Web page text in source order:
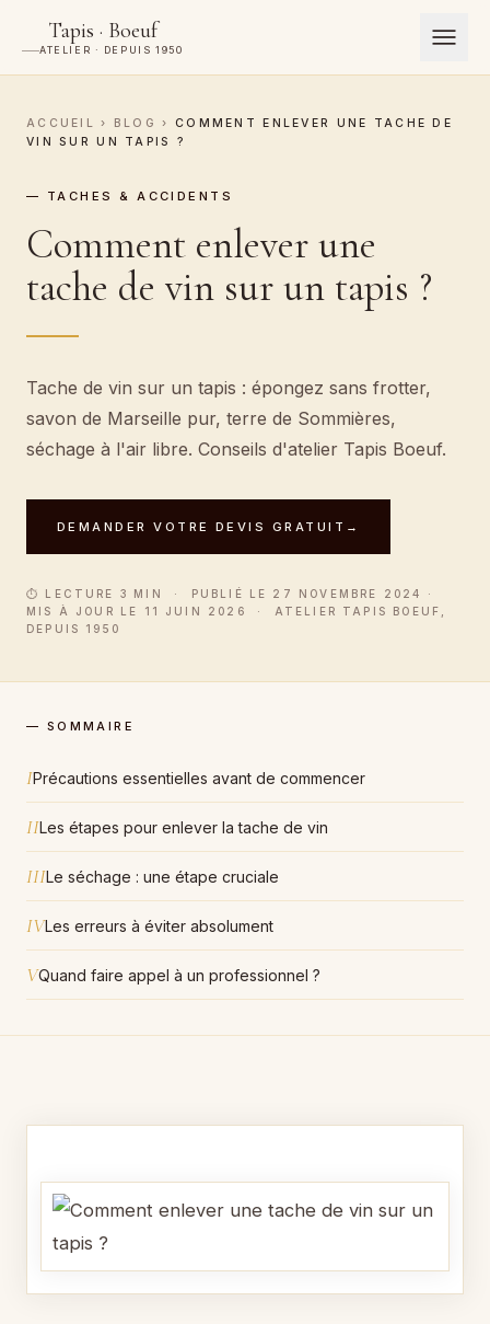
Tapis · Boeuf
ATELIER · DEPUIS 1950
ACCUEIL › BLOG ›
COMMENT ENLEVER UNE TACHE DE
VIN SUR UN TAPIS ?
— TACHES & ACCIDENTS
Comment enlever une
tache de vin sur un tapis ?
Tache de vin sur un tapis : épongez sans frotter,
savon de Marseille pur, terre de Sommières,
séchage à l'air libre. Conseils d'atelier Tapis Boeuf.
DEMANDER VOTRE DEVIS GRATUIT →
⏱ LECTURE 3 MIN · PUBLIÉ LE 27 NOVEMBRE 2024 ·
MIS À JOUR LE 11 JUIN 2026 · ATELIER TAPIS BOEUF,
DEPUIS 1950
— SOMMAIRE
IPrécautions essentielles avant de commencer
IILes étapes pour enlever la tache de vin
IIILe séchage : une étape cruciale
IVLes erreurs à éviter absolument
VQuand faire appel à un professionnel ?